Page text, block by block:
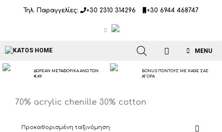
Τηλ. Παραγγελίες: +30 2310 314296 +30 6944 468747
MENU
ΔΩΡΕΑΝ ΜΕΤΑΦΟΡΙΚΑ ΑΝΩ ΤΩΝ
€49
BONUS ΠΟΝΤΟΥΣ ΜΕ ΚΑΘΕ ΣΑΣ
ΑΓΟΡΑ
70% acrylic chenille 30% cotton